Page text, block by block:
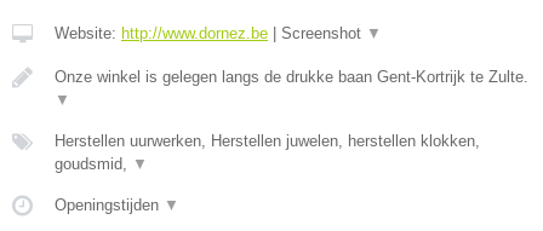
Website: http://www.dornez.be Screenshot ▼
Onze winkel is gelegen langs de drukke baan Gent-Kortrijk te Zulte.
▼
Herstellen uurwerken, Herstellen juwelen, herstellen klokken,
goudsmid, ▼
Openingstijden ▼